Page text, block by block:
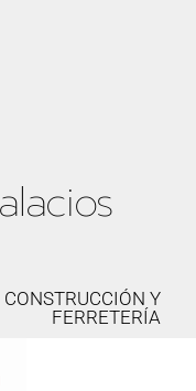
Y
FERRETERÍA